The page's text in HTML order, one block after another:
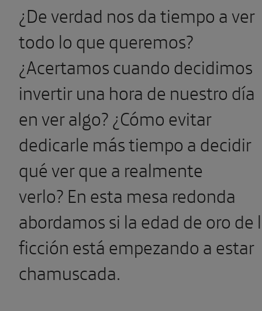
¿De verdad nos da tiempo a ver
todo lo que queremos?
¿Acertamos cuando decidimos
invertir una hora de nuestro día
en ver algo? ¿Cómo evitar
dedicarle más tiempo a decidir
qué ver que a realmente
verlo? En esta mesa redonda
abordamos si la edad de oro de
ficción está empezando a estar
chamuscada.